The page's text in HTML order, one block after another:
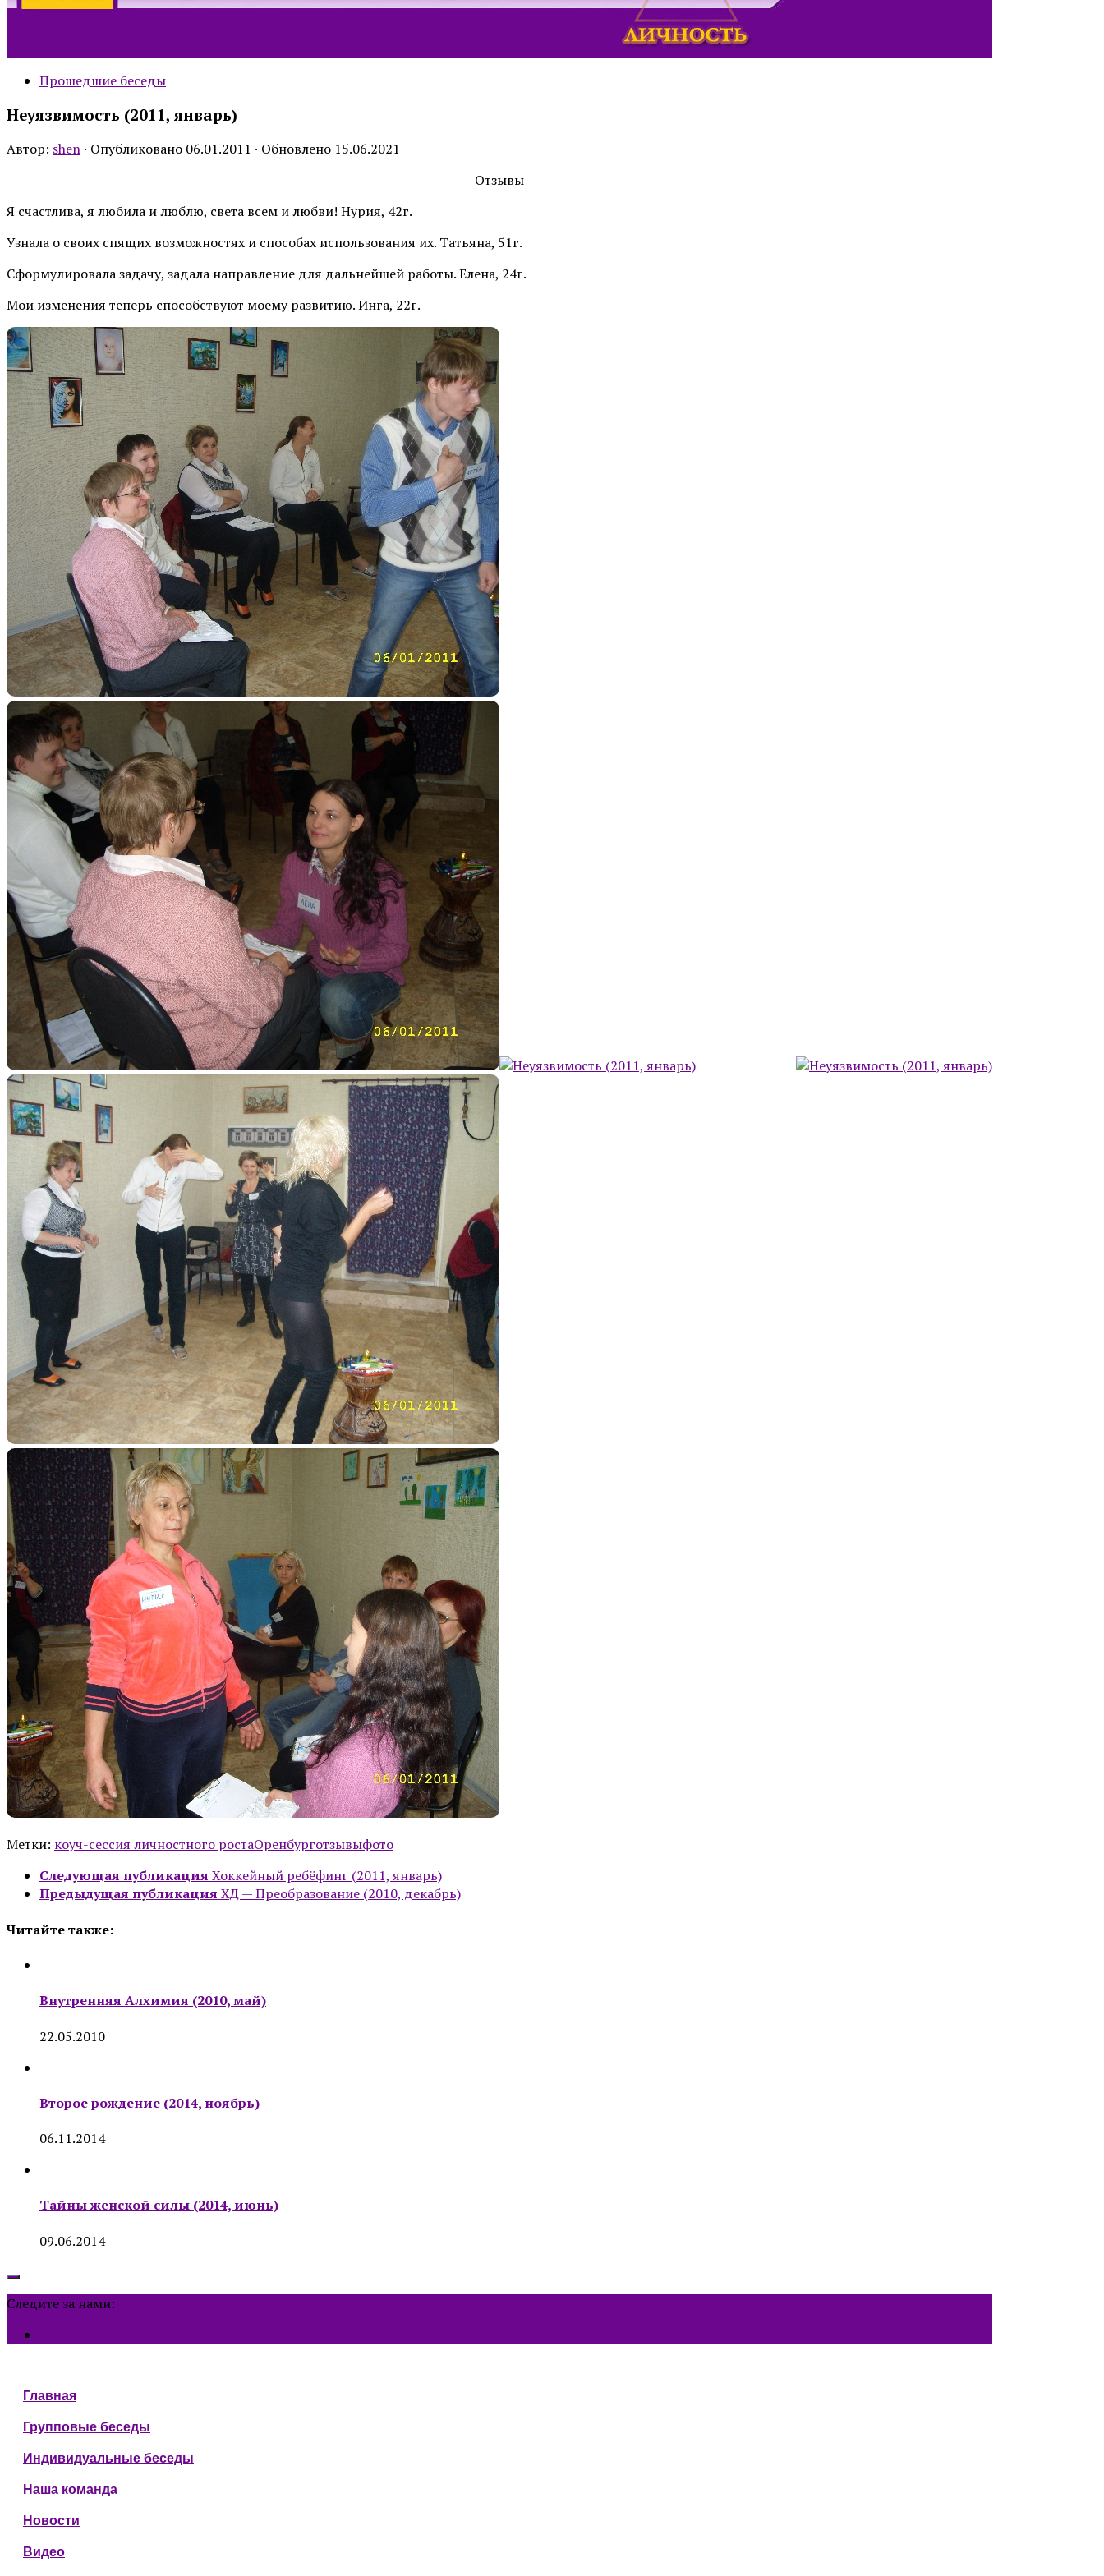
Прошедшие беседы
Неуязвимость (2011, январь)
Автор: shen · Опубликовано 06.01.2011 · Обновлено 15.06.2021
Отзывы
Я счастлива, я любила и люблю, света всем и любви! Нурия, 42г.
Узнала о своих спящих возможностях и способах использования их. Татьяна, 51г.
Сформулировала задачу, задала направление для дальнейшей работы. Елена, 24г.
Мои изменения теперь способствуют моему развитию. Инга, 22г.
Метки: коуч-сессия личностного ростаОренбурготзывыфото
Следующая публикация Хоккейный ребёфинг (2011, январь)
Предыдущая публикация ХД — Преобразование (2010, декабрь)
Читайте также:
Внутренняя Алхимия (2010, май)
22.05.2010
Второе рождение (2014, ноябрь)
06.11.2014
Тайны женской силы (2014, июнь)
09.06.2014
Следите за нами:
Главная
Групповые беседы
Индивидуальные беседы
Наша команда
Новости
Видео